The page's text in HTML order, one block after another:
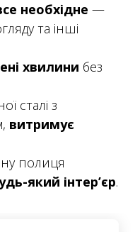
необхідне —
та інші
хвилини без
сталі з
витримує
полиця
який інтер’єр.